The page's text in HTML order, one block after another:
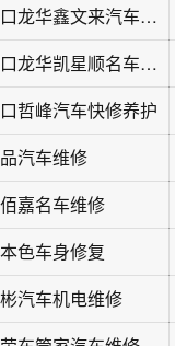
海口龙华鑫文来汽车修理厂
海口龙华凯星顺名车维修中心
哲峰汽车快修养护
汽车维修
嘉名车维修
色车身修复
汽车机电维修